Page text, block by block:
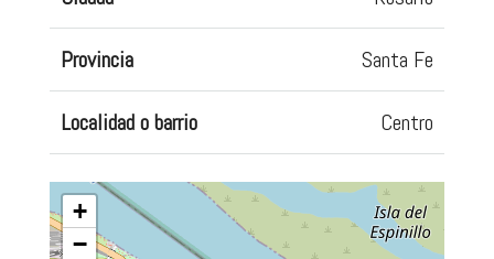
Provincia Santa Fe
Localidad o barrio Centro
+
−